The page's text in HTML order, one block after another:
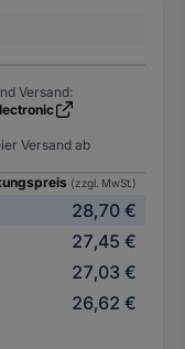
Versand:
Versand ab
(zzgl. MwSt.)
28,70 €
27,45 €
27,03 €
26,62 €